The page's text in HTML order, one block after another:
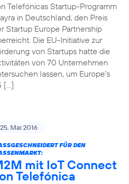
Telefónicas Startup-Programm
in Deutschland, den Preis
Startup Europe Partnership
Die EU-Initiative zur
von Startups hatte die
von 70 Unternehmen
lassen, um Europe’s
[…]
25. Mai 2016
FÜR DEN M
mit IoT Connect
Telefónica